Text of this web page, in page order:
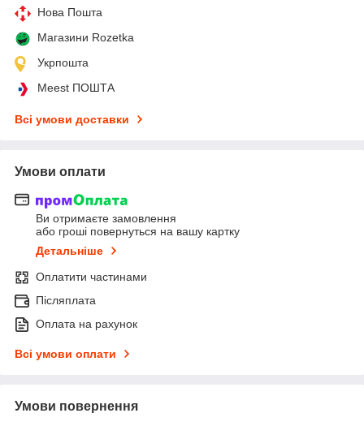
Нова Пошта
Магазини Rozetka
Укрпошта
Meest ПОШТА
Всі умови доставки
Умови оплати
Ви отримаєте замовлення
або гроші повернуться на вашу картку
Детальніше
Оплатити частинами
Післяплата
Оплата на рахунок
Всі умови оплати
Умови повернення